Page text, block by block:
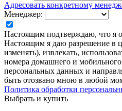
Адресовать конкретному
Менеджер:
Настоящим подтверждаю, что я
Настоящим я даю разрешение в
изменять), извлекать,
номера домашнего и
персональных данных и
быть отозвано мною в любой
Политика обработки
Выбрать и купить